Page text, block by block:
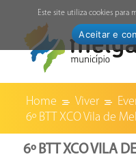
Home Viver
6º BTT XCO Vila de
6º BTT XCO VILA
Este site utiliza cookies para
Aceitar e